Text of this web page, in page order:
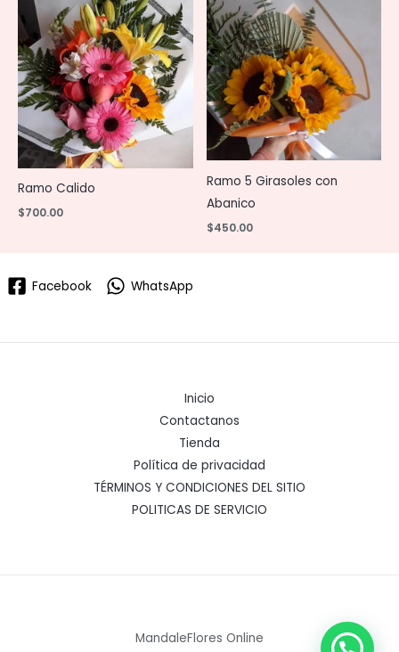
Ramo Calido
$700.00
Ramo 5 Girasoles con
Abanico
$450.00
Facebook WhatsApp
Inicio
Contactanos
Tienda
Política de privacidad
TÉRMINOS Y CONDICIONES DEL SITIO
POLITICAS DE SERVICIO
MandaleFlores Online